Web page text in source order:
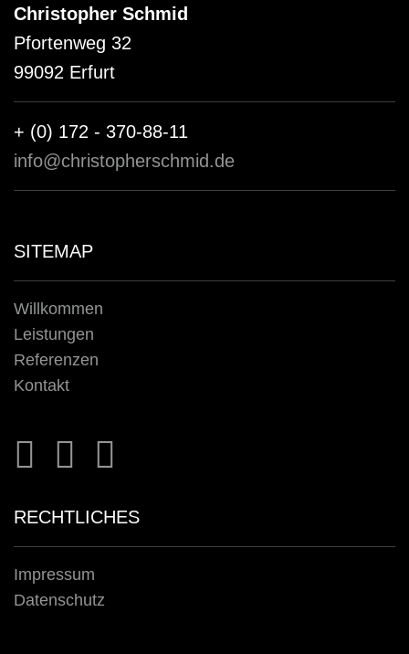
Christopher Schmid
Pfortenweg 32
99092 Erfurt
+ (0) 172 - 370-88-11
info@christopherschmid.de
SITEMAP
Willkommen
Leistungen
Referenzen
Kontakt
RECHTLICHES
Impressum
Datenschutz